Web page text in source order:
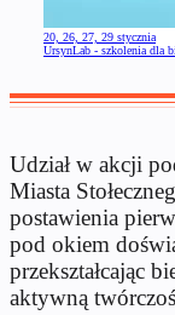
20, 26, 27, 29 stycznia
UrsynLab - szkolenia dla
Udział w akcji
Miasta
postawienia
pod okiem
przekształcając
aktywną